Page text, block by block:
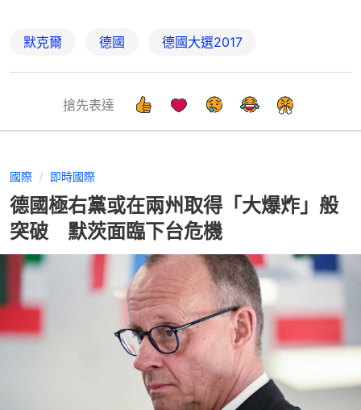
默克爾 德國 德國大選2017
搶先表達
國際 即時國際
德國極右黨或在兩州取得「大爆炸」般
突破 默茨面臨下台危機